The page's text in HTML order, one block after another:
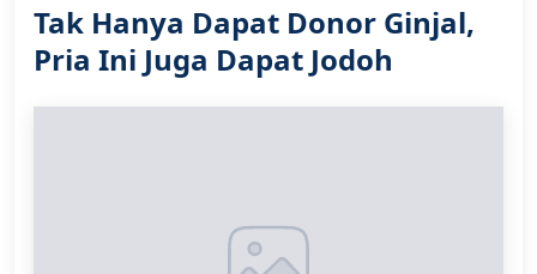
Tak Hanya Dapat Donor Ginjal,
Pria Ini Juga Dapat Jodoh